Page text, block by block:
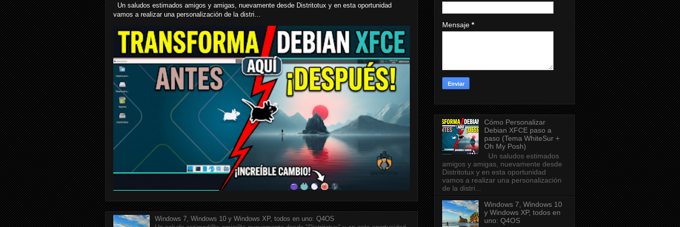
Un saludos estimados amigos y amigas, nuevamente desde Distritotux y en esta oportunidad
vamos a realizar una personalización de la distri...
Windows 7, Windows 10 y Windows XP, todos en uno: Q4OS
Mensaje *
Cómo Personalizar
Debian XFCE paso a
paso (Tema WhiteSur +
Oh My Posh)
Un saludos estimados
amigos y amigas, nuevamente desde
Distritotux y en esta oportunidad
vamos a realizar una personalización
de la distri...
Windows 7, Windows 10
y Windows XP, todos en
uno: Q4OS